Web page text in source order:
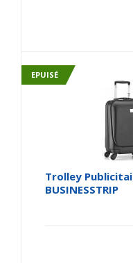
EPUISÉ
Trolley
BUSINESSTRIP